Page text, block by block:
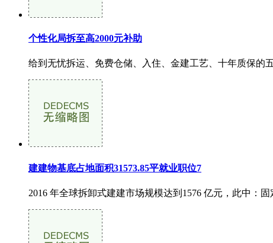
个性化局拆至高2000元补助
给到无忧拆运、免费仓储、入住、金建工艺、十年质保的
建建物基底占地面积31573.85平就业职位7
2016 年全球拆卸式建建市场规模达到1576 亿元，此中：